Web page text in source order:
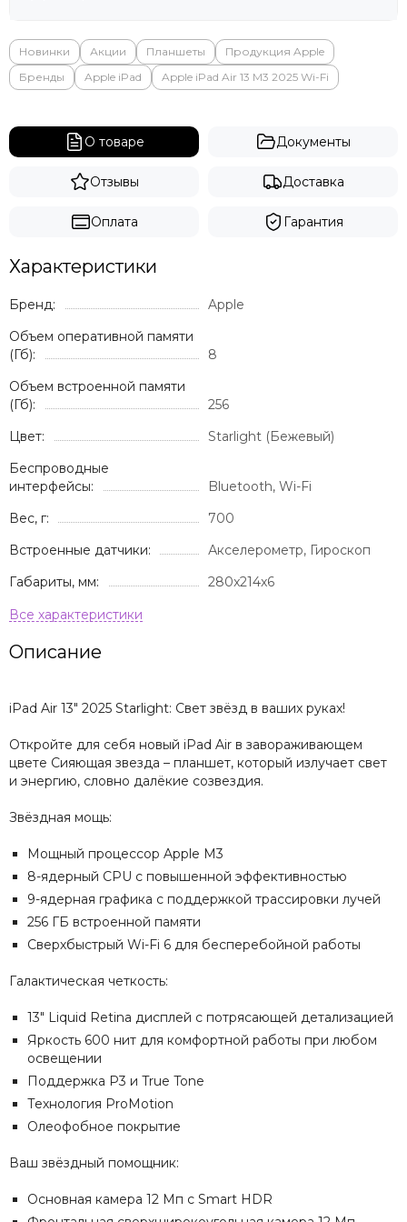
Новинки Акции Планшеты
Продукция Apple
Бренды
Apple iPad Apple iPad Air 13 M3 2025 Wi-Fi
О товаре Документы
Отзывы Доставка
Оплата Гарантия
Характеристики
Бренд:
Apple
Объем оперативной памяти
(Гб):
8
Объем встроенной памяти
(Гб):
256
Цвет:
Starlight (Бежевый)
Беспроводные
интерфейсы:
Bluetooth, Wi-Fi
Вес, г:
700
Встроенные датчики:
Акселерометр, Гироскоп
Габариты, мм:
280x214x6
Описание
iPad Air 13" 2025 Starlight: Свет звёзд в ваших руках!
Откройте для себя новый iPad Air в завораживающем
цвете Сияющая звезда – планшет, который излучает свет
и энергию, словно далёкие созвездия.
Звёздная мощь:
Мощный процессор Apple M3
8-ядерный CPU с повышенной эффективностью
9-ядерная графика с поддержкой трассировки лучей
256 ГБ встроенной памяти
Сверхбыстрый Wi-Fi 6 для бесперебойной работы
Галактическая четкость:
13" Liquid Retina дисплей с потрясающей детализацией
Яркость 600 нит для комфортной работы при любом
освещении
Поддержка P3 и True Tone
Технология ProMotion
Олеофобное покрытие
Ваш звёздный помощник:
Основная камера 12 Мп с Smart HDR